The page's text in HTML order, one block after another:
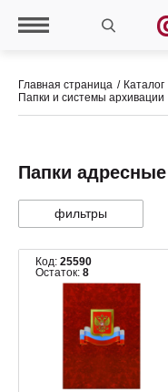
Главная страница Каталог
Папки и системы архивации
Папки
фильтры
Код: 25590
Остаток: 8